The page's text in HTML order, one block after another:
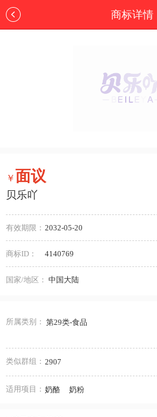
商标详情
￥面议
贝乐吖
有效期限： 2032-05-20
商标ID： 4140769
国家/地区： 中国大陆
所属类别： 第29类-食品
类似群组： 2907
适用项目： 奶酪 奶粉